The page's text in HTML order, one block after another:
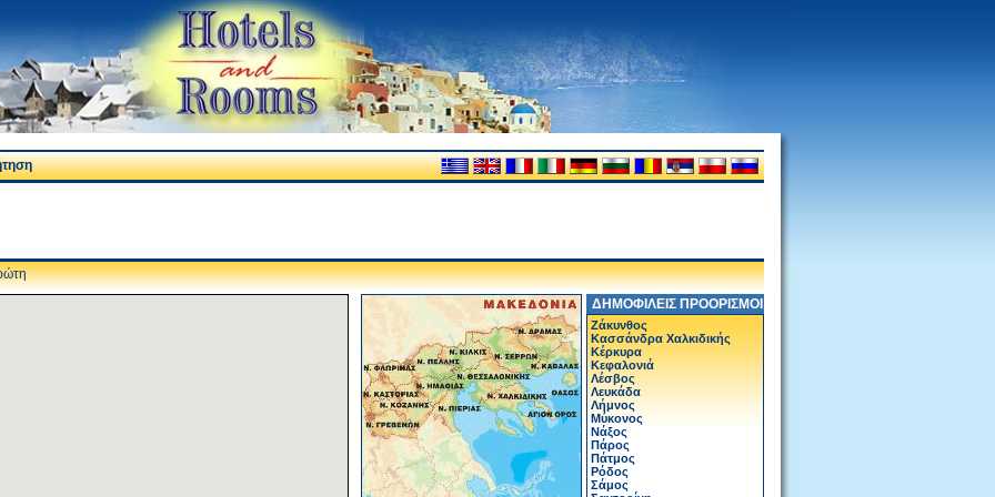
ΔΗΜΟΦΙΛΕΙΣ ΠΡΟΟΡΙΣΜΟΙ
Ζάκυνθος
Κασσάνδρα Χαλκιδικής
Κέρκυρα
Κεφαλονιά
Λέσβος
Λευκάδα
Λήμνος
Μύκονος
Νάξος
Πάρος
Πάτμος
Ρόδος
Σάμος